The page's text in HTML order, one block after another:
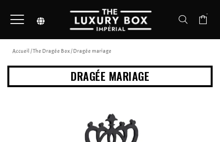
-
Accueil /The Dragée Box/ Dragée mariage
DRAGÉE MARIAGE